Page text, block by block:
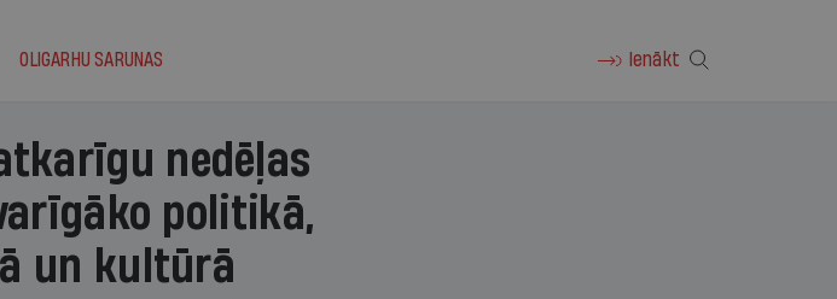
OLIGARHU SARUNAS Ienākt
nedēļas
politikā,
un kultūrā